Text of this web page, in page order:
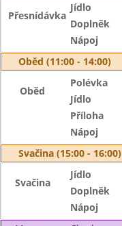
Přesnídávka
Jídlo
Doplněk
Nápoj
Oběd (11:00 - 14:00)
Oběd
Polévka
Jídlo
Příloha
Nápoj
Svačina (15:00 - 16:00)
Svačina
Jídlo
Doplněk
Nápoj